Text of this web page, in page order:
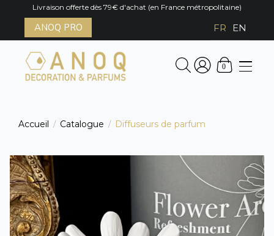
Livraison offerte dès 79€ d'achat (en France métropolitaine)
ANOQ PRO FR EN
0
Accueil / Catalogue / Diffuseurs de parfum